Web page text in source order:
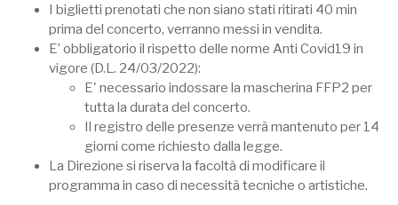
I biglietti prenotati che non siano stati ritirati 40 min
prima del concerto, verranno messi in vendita.
E’ obbligatorio il rispetto delle norme Anti Covid19 in
vigore (D.L. 24/03/2022):
E' necessario indossare la mascherina FFP2 per
tutta la durata del concerto.
Il registro delle presenze verrà mantenuto per 14
giorni come richiesto dalla legge.
La Direzione si riserva la facoltà di modificare il
programma in caso di necessità tecniche o artistiche.